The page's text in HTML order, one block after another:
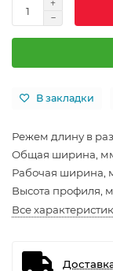
В закладки
Режем длину в
Общая ширина,
Рабочая ширина,
Высота профиля,
Все